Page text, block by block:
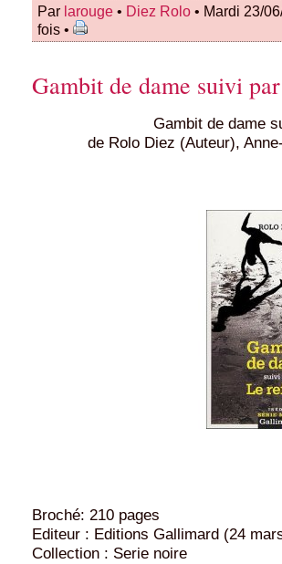
Par larouge • Diez Rolo • Mardi 23/
fois •
Gambit de dame suivi
Gambit de dame
de Rolo Diez (Auteur),
Broché: 210 pages
Editeur : Editions Gallimard (24
Collection : Serie noire